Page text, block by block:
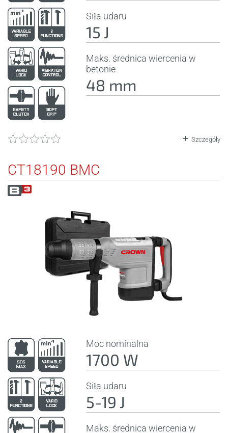
Siła udaru
15 J
Maks. średnica wiercenia w
betonie
48 mm
Szczegóły
CT18190 BMC
Moc nominalna
1700 W
Siła udaru
5-19 J
Maks. średnica wiercenia w